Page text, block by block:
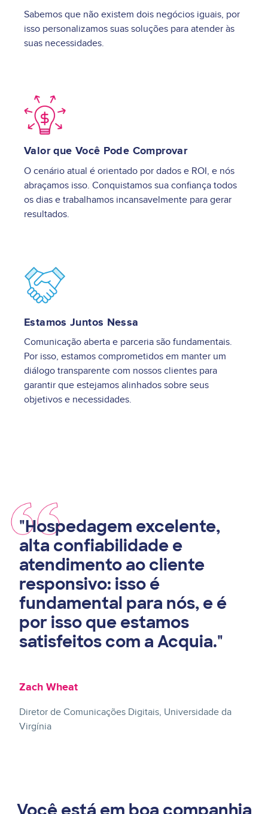
Sabemos que não existem dois negócios iguais, por
isso personalizamos suas soluções para atender às
suas necessidades.
Image
Valor que Você Pode Comprovar
O cenário atual é orientado por dados e ROI, e nós
abraçamos isso. Conquistamos sua confiança todos
os dias e trabalhamos incansavelmente para gerar
resultados.
Image
Estamos Juntos Nessa
Comunicação aberta e parceria são fundamentais.
Por isso, estamos comprometidos em manter um
diálogo transparente com nossos clientes para
garantir que estejamos alinhados sobre seus
objetivos e necessidades.
"Hospedagem excelente,
alta confiabilidade e
atendimento ao cliente
responsivo: isso é
fundamental para nós, e é
por isso que estamos
satisfeitos com a Acquia."
Zach Wheat
Diretor de Comunicações Digitais, Universidade da
Virgínia